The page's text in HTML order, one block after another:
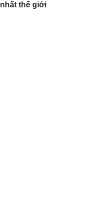
nhất thế giới